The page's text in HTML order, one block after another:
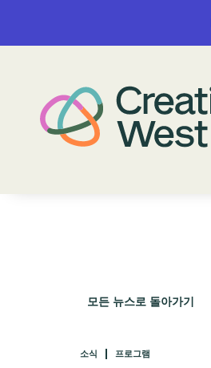
모든 뉴스로 돌아가기
소식 프로그램